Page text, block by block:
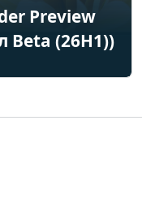
Preview
Beta (26H1))